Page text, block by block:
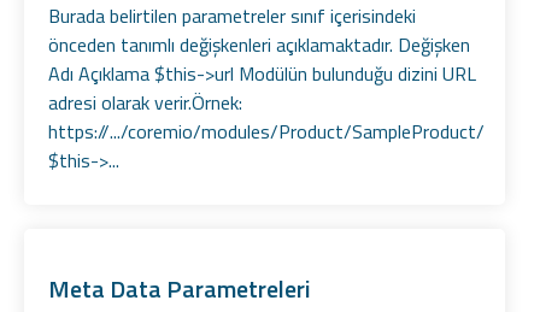
Burada belirtilen parametreler sınıf içerisindeki
önceden tanımlı değişkenleri açıklamaktadır. Değişken
Adı Açıklama $this->url Modülün bulunduğu dizini URL
adresi olarak verir.Örnek:
https://.../coremio/modules/Product/SampleProduct/
$this->...
Meta Data Parametreleri